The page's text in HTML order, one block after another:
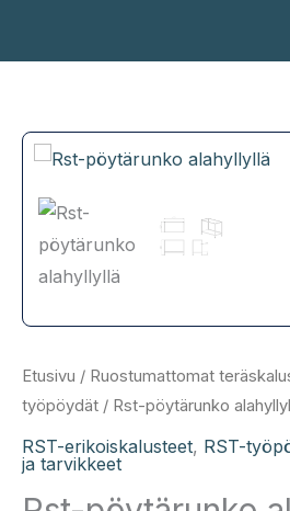
Etusivu / Ruostumattomat
työpöydät / Rst-pöytärunko
RST-erikoiskalusteet, RST-
ja tarvikkeet